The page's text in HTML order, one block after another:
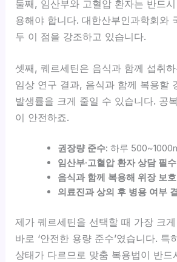
둘째, 임산부와 고혈압 환자는 반드
용해야 합니다. 대한산부인과학회와
두 이 점을 강조하고 있습니다.
셋째, 퀘르세틴은 음식과 함께 섭취
임상 연구 결과, 음식과 함께 복용할
발생률을 크게 줄일 수 있습니다. 공
이 안전하죠.
권장량 준수: 하루
임산부·고혈압 환자 상담 필수
음식과 함께 복용해 위장 보호
의료진과 상의 후 병용 여부
제가 퀘르세틴을 선택할 때 가장 크
바로 ‘안전한 용량 준수’였습니다. 특
상태가 다르므로 맞춤 복용법이 반드